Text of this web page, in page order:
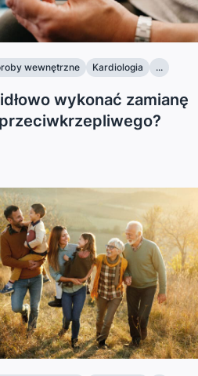
wewnętrzne Kardiologia ...
wykonać zamianę